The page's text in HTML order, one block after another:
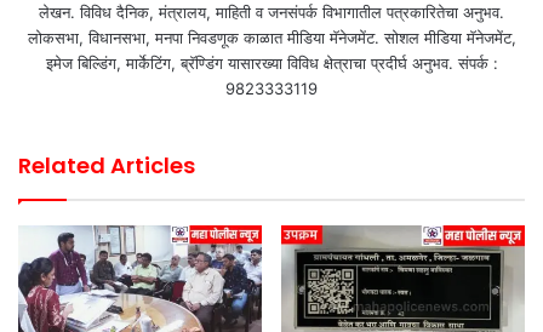
लेखन. विविध दैनिक, मंत्रालय, माहिती व जनसंपर्क विभागातील पत्रकारितेचा अनुभव.
लोकसभा, विधानसभा, मनपा निवडणूक काळात मीडिया मॅनेजमेंट. सोशल मीडिया मॅनेजमेंट,
इमेज बिल्डिंग, मार्केटिंग, ब्रॅण्डिंग यासारख्या विविध क्षेत्राचा प्रदीर्घ अनुभव. संपर्क :
9823333119
Related Articles